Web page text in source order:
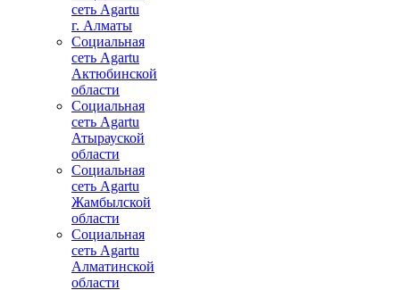
сеть Agartu
г. Алматы
Социальная
сеть Agartu
Актюбинской
области
Социальная
сеть Agartu
Атырауской
области
Социальная
сеть Agartu
Жамбылской
области
Социальная
сеть Agartu
Алматинской
области